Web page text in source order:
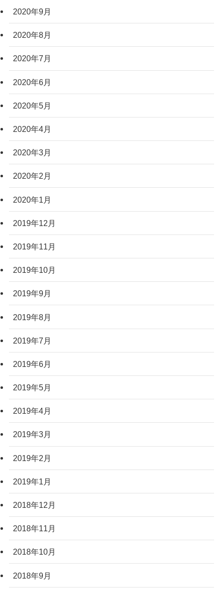
2020年9月
2020年8月
2020年7月
2020年6月
2020年5月
2020年4月
2020年3月
2020年2月
2020年1月
2019年12月
2019年11月
2019年10月
2019年9月
2019年8月
2019年7月
2019年6月
2019年5月
2019年4月
2019年3月
2019年2月
2019年1月
2018年12月
2018年11月
2018年10月
2018年9月